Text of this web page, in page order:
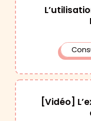
[Vidéo]